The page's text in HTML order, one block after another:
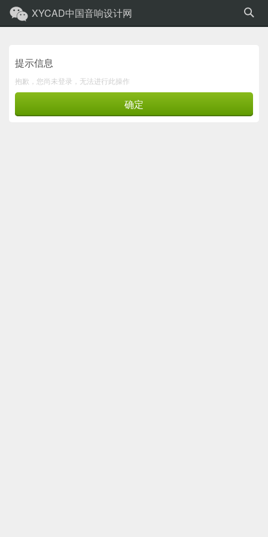
XYCAD中国音响设计网
提示信息
抱歉，您尚未登录，无法进行此操作
确定